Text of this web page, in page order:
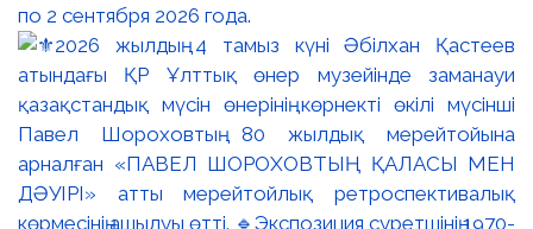
по 2 сентября 2026 года.